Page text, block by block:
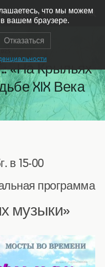
Музей-усадьба художника Ярошенко
«На Крыльях
XIX Века
в 15-00
программа
музыки»
что мы можем
в вашем браузере.
Отказаться